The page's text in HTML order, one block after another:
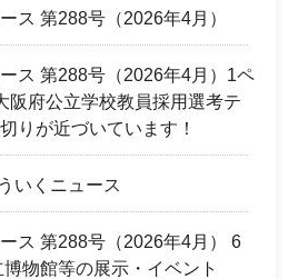
ス 第288号（2026年4月）
ス 第288号（2026年4月）1ペ
阪府公立学校教員採用選考テ
りが近づいています！
いくニュース
ス 第288号（2026年4月） 6
物館等の展示・イベント